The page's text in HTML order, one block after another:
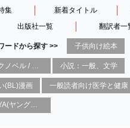
集
新着タイトル
出版社一覧
翻訳者一
ードから探す >> 子供向け絵本
小説：一般、文学
(BL)漫画 一般読者向け医学と健康
子供向け／YA(ヤングアダルト)向け一般：芸術&芸術家